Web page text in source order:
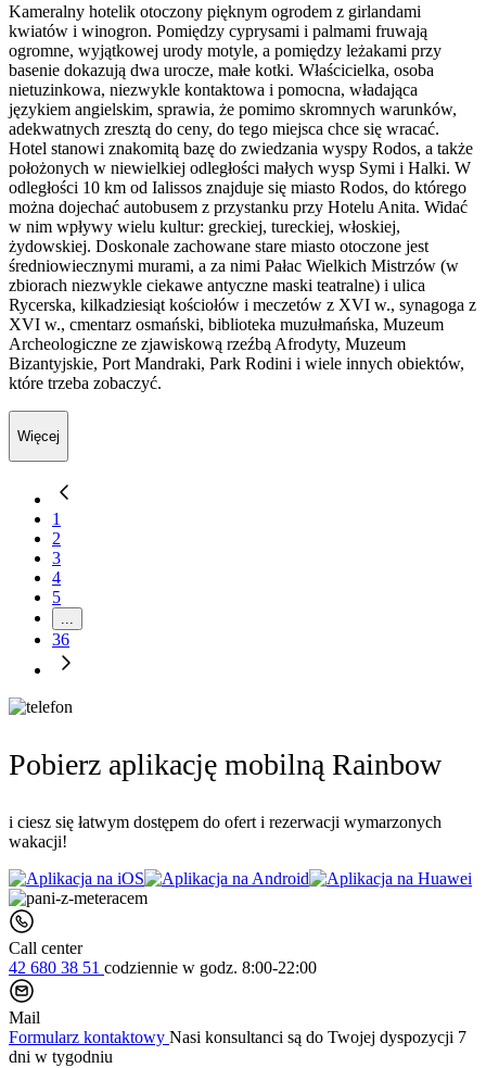
Kameralny hotelik otoczony pięknym ogrodem z girlandami
kwiatów i winogron. Pomiędzy cyprysami i palmami fruwają
ogromne, wyjątkowej urody motyle, a pomiędzy leżakami przy
basenie dokazują dwa urocze, małe kotki. Właścicielka, osoba
nietuzinkowa, niezwykle kontaktowa i pomocna, władająca
językiem angielskim, sprawia, że pomimo skromnych warunków,
adekwatnych zresztą do ceny, do tego miejsca chce się wracać.
Hotel stanowi znakomitą bazę do zwiedzania wyspy Rodos, a także
położonych w niewielkiej odległości małych wysp Symi i Halki. W
odległości 10 km od Ialissos znajduje się miasto Rodos, do którego
można dojechać autobusem z przystanku przy Hotelu Anita. Widać
w nim wpływy wielu kultur: greckiej, tureckiej, włoskiej,
żydowskiej. Doskonale zachowane stare miasto otoczone jest
średniowiecznymi murami, a za nimi Pałac Wielkich Mistrzów (w
zbiorach niezwykle ciekawe antyczne maski teatralne) i ulica
Rycerska, kilkadziesiąt kościołów i meczetów z XVI w., synagoga z
XVI w., cmentarz osmański, biblioteka muzułmańska, Muzeum
Archeologiczne ze zjawiskową rzeźbą Afrodyty, Muzeum
Bizantyjskie, Port Mandraki, Park Rodini i wiele innych obiektów,
które trzeba zobaczyć.
Więcej
1
2
3
4
5
...
36
Pobierz aplikację mobilną Rainbow
i ciesz się łatwym dostępem do ofert i rezerwacji wymarzonych
wakacji!
Call center
42 680 38 51 codziennie w godz. 8:00-22:00
Mail
Formularz kontaktowy Nasi konsultanci są do Twojej dyspozycji 7
dni w tygodniu